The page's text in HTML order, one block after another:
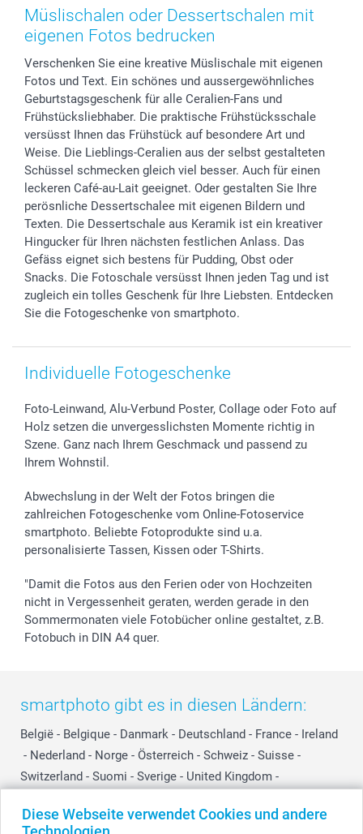
Diese Webseite verwendet Cookies und andere
Zubehör & Material
Foto-Kalender & Agenden
Geschenk-Gutscheine (PDF)
AGB
Impressum
Partnerprogramme
Investor Relations
B2B smartbusiness
Widerrufsrecht
Muttertag
Vatertag
Hochzeit
Geburtstag
Geburt
Zu allen Anlässen
Anmelden /Registrieren
Preise und Versandkosten
72h Lieferung
Zahlungsmöglichkeiten
Sitemap
Status der Bestellung
smartfriends
smartgarantie
smartbonus
Müslischalen oder Dessertschalen mit
eigenen Fotos bedrucken
Verschenken Sie eine kreative Müslischale mit eigenen
Fotos und Text. Ein schönes und aussergewöhnliches
Geburtstagsgeschenk für alle Ceralien-Fans und
Frühstücksliebhaber. Die praktische Frühstücksschale
versüsst Ihnen das Frühstück auf besondere Art und
Weise. Die Lieblings-Ceralien aus der selbst gestalteten
Schüssel schmecken gleich viel besser. Auch für einen
leckeren Café-au-Lait geeignet. Oder gestalten Sie Ihre
perösnliche Dessertschalee mit eigenen Bildern und
Texten. Die Dessertschale aus Keramik ist ein kreativer
Hingucker für Ihren nächsten festlichen Anlass. Das
Gefäss eignet sich bestens für Pudding, Obst oder
Snacks. Die Fotoschale versüsst Ihnen jeden Tag und ist
zugleich ein tolles Geschenk für Ihre Liebsten. Entdecken
Sie die Fotogeschenke von smartphoto.
Individuelle Fotogeschenke
Foto-Leinwand, Alu-Verbund Poster, Collage oder Foto auf
Holz setzen die unvergesslichsten Momente richtig in
Szene. Ganz nach Ihrem Geschmack und passend zu
Ihrem Wohnstil.
Abwechslung in der Welt der Fotos bringen die
zahlreichen Fotogeschenke vom Online-Fotoservice
smartphoto. Beliebte Fotoprodukte sind u.a.
personalisierte Tassen, Kissen oder T-Shirts.
"Damit die Fotos aus den Ferien oder von Hochzeiten
nicht in Vergessenheit geraten, werden gerade in den
Sommermonaten viele Fotobücher online gestaltet, z.B.
Fotobuch in DIN A4 quer.
smartphoto gibt es in diesen Ländern:
België - Belgique - Danmark - Deutschland - France - Ireland
- Nederland - Norge - Österreich - Schweiz - Suisse -
Switzerland - Suomi - Sverige - United Kingdom -